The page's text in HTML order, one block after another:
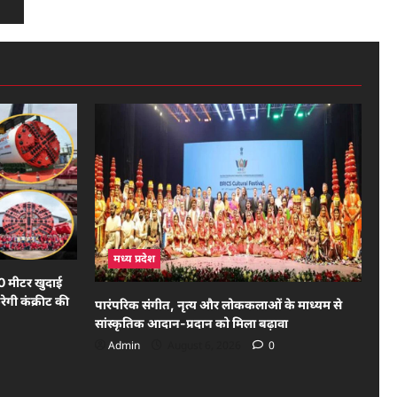
खुदाई
कंक्रीट की
मध्य प्रदेश
पारंपरिक संगीत, नृत्य और लोककलाओं के माध्यम से
सांस्कृतिक आदान-प्रदान को मिला बढ़ावा
Admin
0